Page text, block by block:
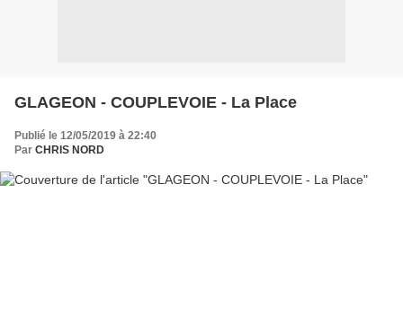
GLAGEON - COUPLEVOIE - La Place
Publié le 12/05/2019 à 22:40
Par CHRIS NORD